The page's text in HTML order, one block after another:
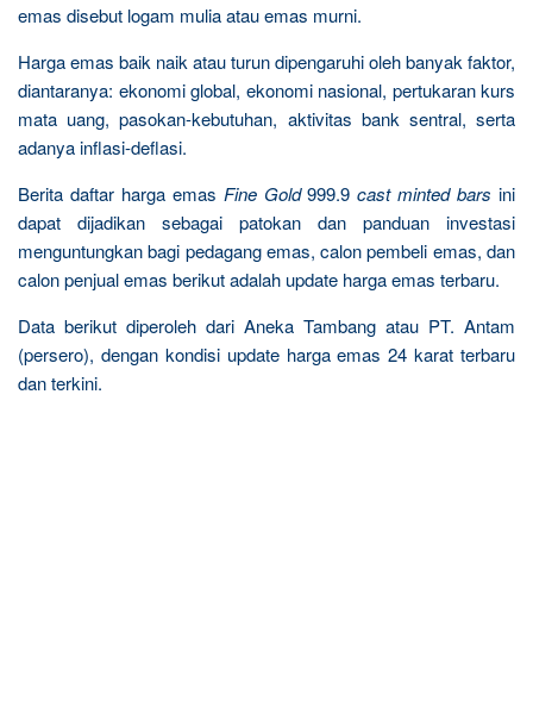
emas disebut logam mulia atau emas murni.
Harga emas baik naik atau turun dipengaruhi oleh banyak faktor,
diantaranya: ekonomi global, ekonomi nasional, pertukaran kurs
mata uang, pasokan-kebutuhan, aktivitas bank sentral, serta
adanya inflasi-deflasi.
Berita daftar harga emas Fine Gold999.9cast minted barsini
dapat dijadikan sebagai patokan dan panduan investasi
menguntungkan bagi pedagang emas, calon pembeli emas, dan
calon penjual emas berikut adalah update harga emas terbaru.
Data berikut diperoleh dari Aneka Tambang atau PT. Antam
(persero), dengan kondisi update harga emas 24 karat terbaru
dan terkini.